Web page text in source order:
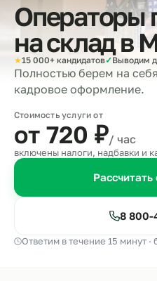
Операторы
на склад в
★15 000+ кандидатов✓Выводим
Полностью берем на
кадровое оформление.
Стоимость услуги от
от 720 ₽/ час
включены налоги, надбавки и
Рассчитать
8 800-
Ответим в течение 15 минут ·